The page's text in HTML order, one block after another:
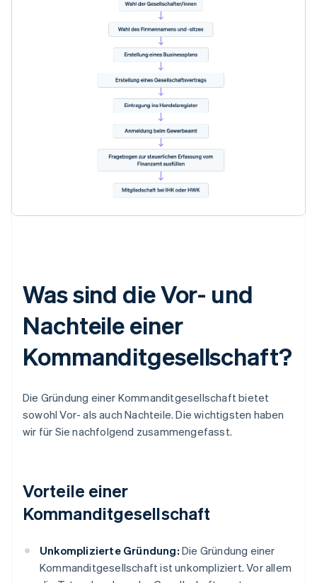
Was sind die Vor- und
Nachteile einer
Kommanditgesellschaft?
Die Gründung einer Kommanditgesellschaft bietet
sowohl Vor- als auch Nachteile. Die wichtigsten haben
wir für Sie nachfolgend zusammengefasst.
Vorteile einer
Kommanditgesellschaft
Unkomplizierte Gründung: Die Gründung einer
Kommanditgesellschaft ist unkompliziert. Vor allem